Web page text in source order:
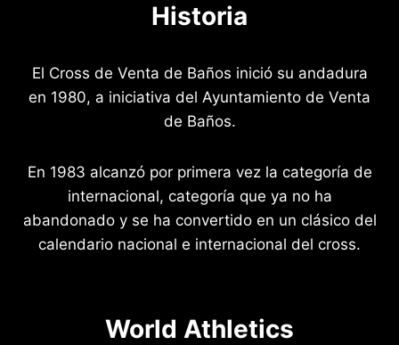
Historia
El Cross de Venta de Baños inició su andadura
en 1980, a iniciativa del Ayuntamiento de Venta
de Baños.
En 1983 alcanzó por primera vez la categoría de
internacional, categoría que ya no ha
abandonado y se ha convertido en un clásico del
calendario nacional e internacional del cross.
World Athletics